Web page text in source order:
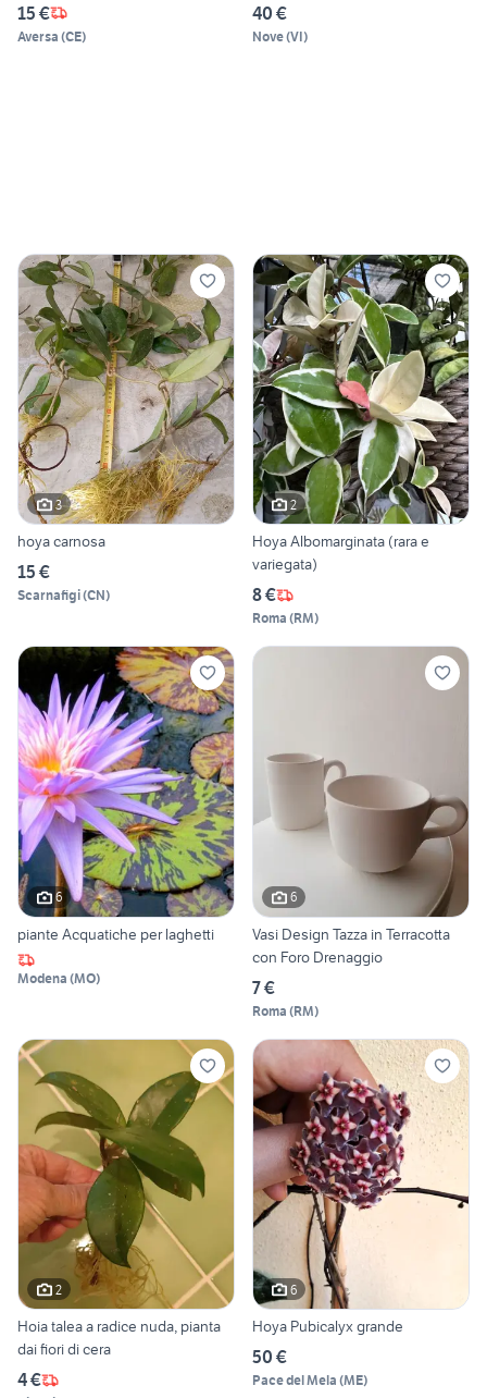
15 €
Aversa (CE)
40 €
Nove(VI)
3
hoya carnosa
15 €
Scarnafigi(CN)
2
Hoya Albomarginata (rara e
variegata)
8 €
Roma (RM)
6
piante Acquatiche per laghetti
Modena (MO)
6
Vasi Design Tazza in Terracotta
con Foro Drenaggio
7 €
Roma (RM)
2
Hoia talea a radice nuda, pianta
dai fiori di cera
4 €
6
Hoya Pubicalyx grande
50 €
Pace del Mela (ME)